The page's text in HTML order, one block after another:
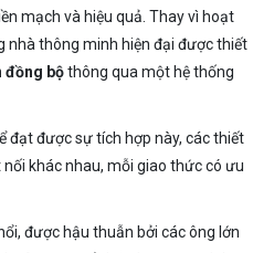
mạch và hiệu quả. Thay vì hoạt
nhà thông minh hiện đại được thiết
đồng bộthông qua một hệ thống
đạt được sự tích hợp này, các thiết
khác nhau, mỗi giao thức có ưu
được hậu thuẫn bởi các ông lớn